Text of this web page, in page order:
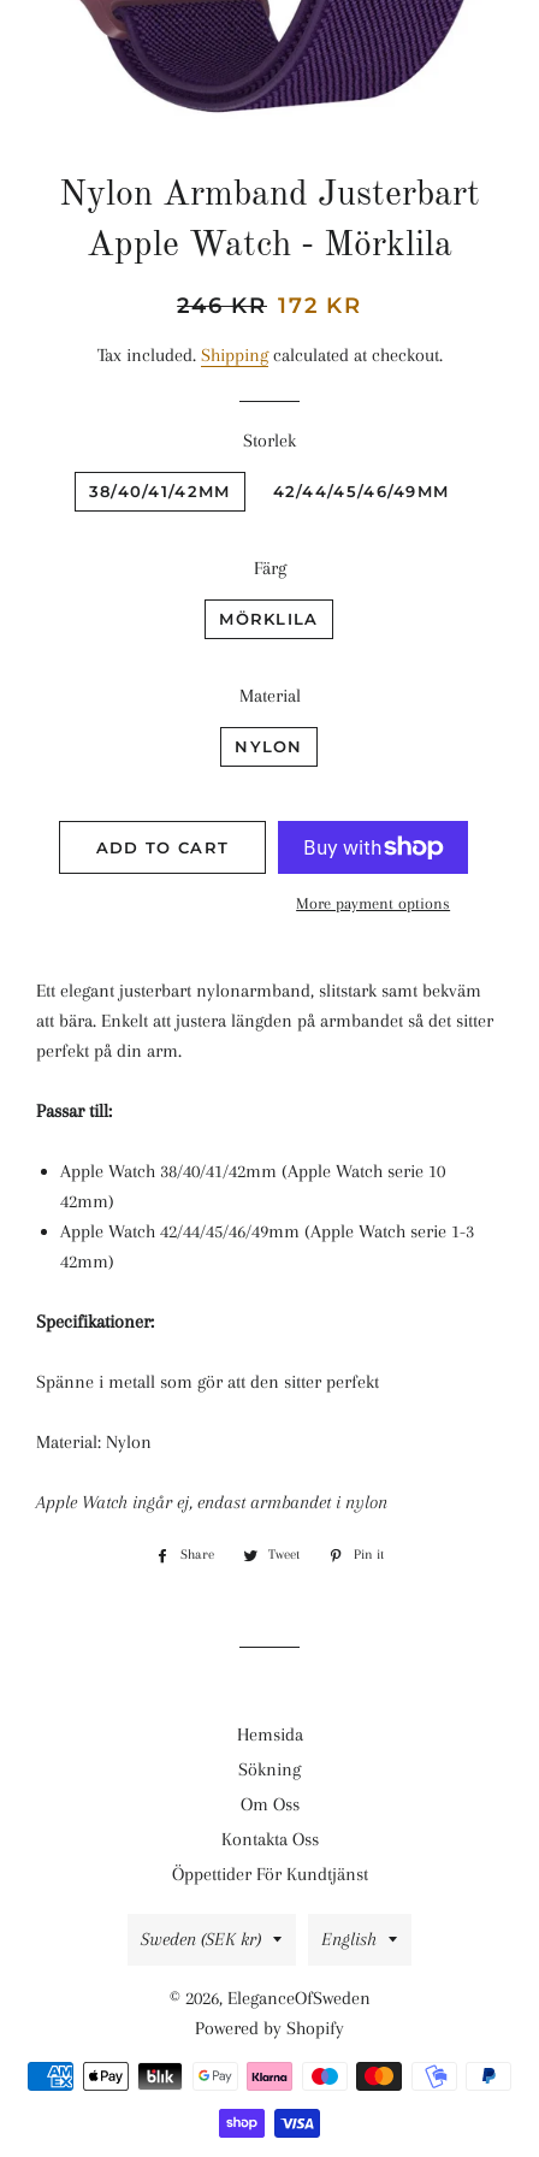
Nylon Armband Justerbart
Apple Watch - Mörklila
Regular
246 KR Sale
172 KR
Tax included. Shippingcalculated at checkout.
Storlek
38/40/41/42MM 42/44/45/46/49MM
Färg
MÖRKLILA
Material
NYLON
ADD TO CART
More payment options
Ett elegant justerbart nylonarmband, slitstark samt bekväm
att bära. Enkelt att justera längden på armbandet så det sitter
perfekt på din arm.
Passar till:
Apple Watch 38/40/41/42mm (Apple Watch serie 10
42mm)
Apple Watch 42/44/45/46/49mm (Apple Watch serie 1-3
42mm)
Specifikationer:
Spänne i metall som gör att den sitter perfekt
Material: Nylon
Apple Watch ingår ej, endast armbandet i nylon
Share
Share
Tweet
Tweet
Pin it
Hemsida
Sökning
Om Oss
Kontakta Oss
Öppettider För Kundtjänst
Country/region
Sweden (SEK kr) Language
English
© 2026, EleganceOfSweden
Powered by Shopify
Payment
methods